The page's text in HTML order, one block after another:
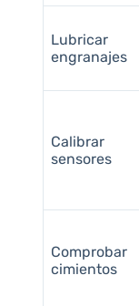
Lubricar
engranajes
Calibrar
sensores
Comprobar
cimientos